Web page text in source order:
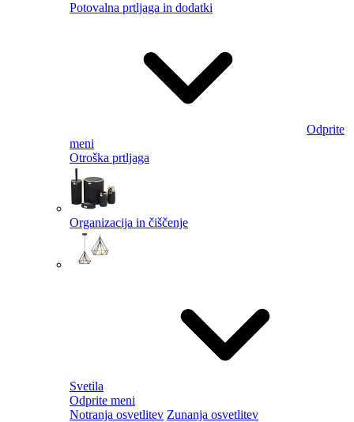
Potovalna prtljaga in dodatki
Odprite
meni
Otroška prtljaga
Organizacija in čiščenje
Svetila
Odprite meni
Notranja osvetlitev Zunanja osvetlitev